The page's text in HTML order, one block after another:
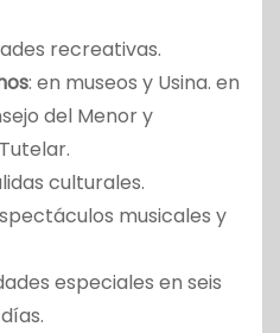
recreativas.
: en museos y Usina. en
del Menor y
culturales.
musicales y
especiales en seis